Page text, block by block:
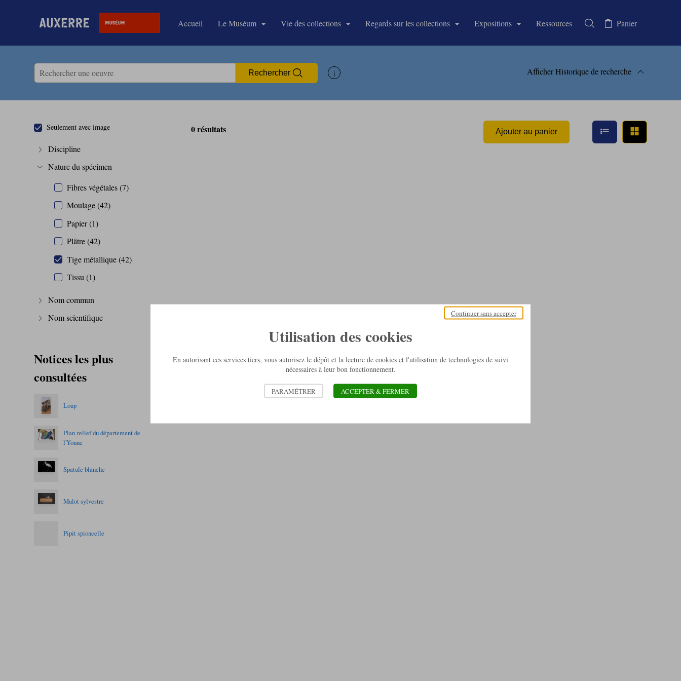
Accèder directement au contenu
Accèder directement au contenu Accueil Le Muséum Vie des collections Regards sur les collections Expositions Ressources Rechercher dans la
Panier
Rechercher Afficher les informations d'aide à la recherche AfficherHistorique de recherche
Seulement avec image
Afficher plus
Discipline
Afficher plus
Nature du spécimen
Fibres végétales (7)
Moulage (42)
Papier (1)
Plâtre (42)
Tige métallique (42)
Tissu (1)
Afficher plus
Nom commun
Afficher plus
Nom scientifique
Notices les plus
consultées
Loup
Plan-relief du département de
l'Yonne
Spatule blanche
Mulot sylvestre
Pipit spioncelle
0 résultats Ajouter au panier Afficher en mode
Utilisation des cookies
En autorisant ces services tiers, vous autorisez le dépôt et la lecture de cookies et l'utilisation de technologies de suivi
nécessaires à leur bon fonctionnement.
Continuer sans accepter
PARAMÉTRER ACCEPTER & FERMER